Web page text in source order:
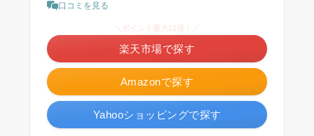
口コミを見る
Amazonで探す
楽天市場で探す
Yahooショッピングで探す